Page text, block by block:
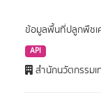
ข้อมูลพื้นที่ปลูกพืช
API
สำนักนวัตกรรมเ